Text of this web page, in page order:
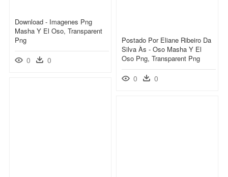
Download - Imagenes Png
Masha Y El Oso, Transparent
Png
0 0
Postado Por Eliane Ribeiro Da
Silva Às - Oso Masha Y El
Oso Png, Transparent Png
0 0